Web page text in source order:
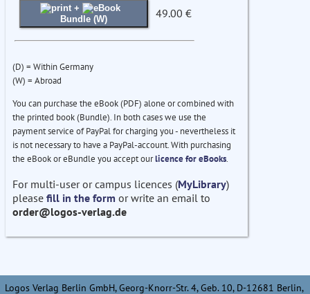
+
Bundle (W)
49.00 €
(D) = Within Germany
(W) = Abroad
You can purchase the eBook (PDF) alone or combined with
the printed book (Bundle). In both cases we use the
payment service of PayPal for charging you - nevertheless it
is not necessary to have a PayPal-account. With purchasing
the eBook or eBundle you accept ourlicence for eBooks.
For multi-user or campus licences (MyLibrary)
please fill in the form or write an email to
order@logos-verlag.de
Logos Verlag Berlin GmbH, Georg-Knorr-Str. 4, Geb. 10, D-12681 Berlin,